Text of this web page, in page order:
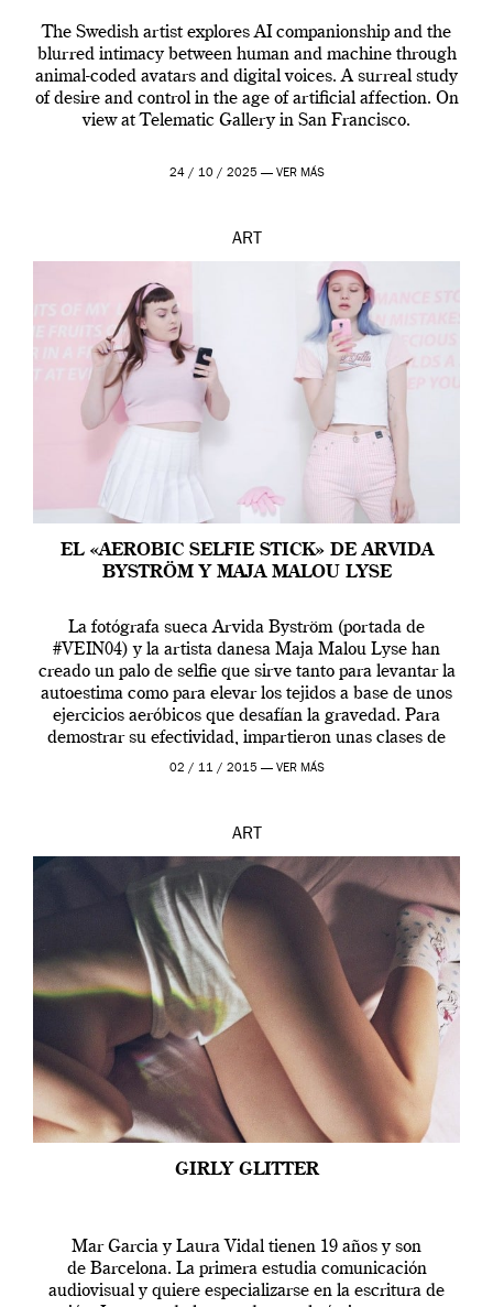
The Swedish artist explores AI companionship and the
blurred intimacy between human and machine through
animal-coded avatars and digital voices. A surreal study
of desire and control in the age of artificial affection. On
view at Telematic Gallery in San Francisco.
24 / 10 / 2025 — VER MÁS
ART
EL «AEROBIC SELFIE STICK» DE ARVIDA
BYSTRÖM Y MAJA MALOU LYSE
La fotógrafa sueca Arvida Byström (portada de
#VEIN04) y la artista danesa Maja Malou Lyse han
creado un palo de selfie que sirve tanto para levantar la
autoestima como para elevar los tejidos a base de unos
ejercicios aeróbicos que desafían la gravedad. Para
demostrar su efectividad, impartieron unas clases de
prueba en el Tate […]
02 / 11 / 2015 — VER MÁS
ART
GIRLY GLITTER
Mar Garcia y Laura Vidal tienen 19 años y son
de Barcelona. La primera estudia comunicación
audiovisual y quiere especializarse en la escritura de